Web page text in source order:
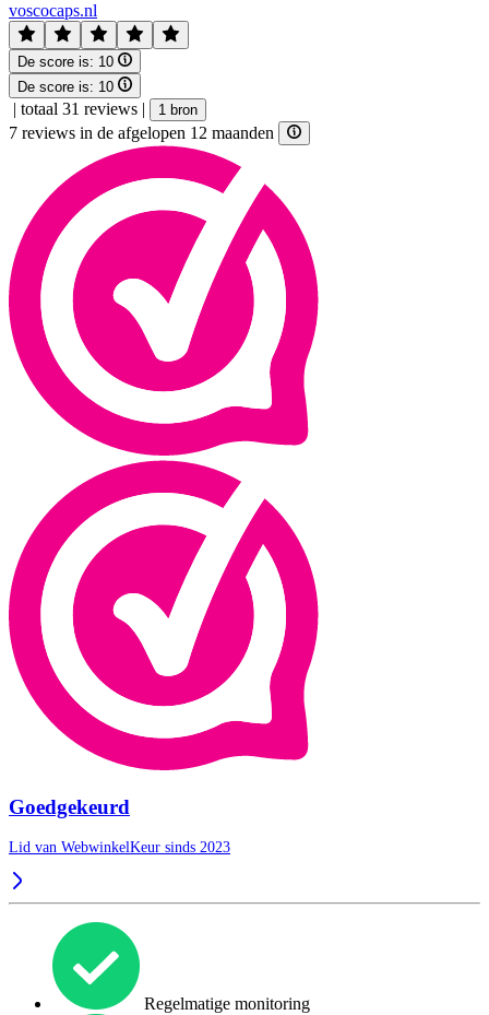
voscocaps.nl
De score is: 10
De score is: 10
| totaal 31 reviews | 1 bron
7 reviews in de afgelopen 12 maanden
Goedgekeurd
Lid van WebwinkelKeur sinds 2023
Regelmatige monitoring